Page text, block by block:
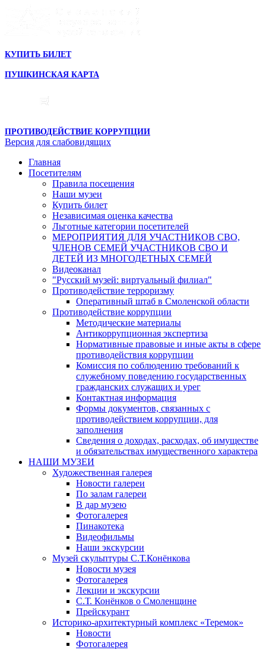
КУПИТЬ БИЛЕТ
ПУШКИНСКАЯ КАРТА
ПРОТИВОДЕЙСТВИЕ КОРРУПЦИИ
Версия для слабовидящих
Главная
Посетителям
Правила посещения
Наши музеи
Купить билет
Независимая оценка качества
Льготные категории посетителей
МЕРОПРИЯТИЯ ДЛЯ УЧАСТНИКОВ СВО,
ЧЛЕНОВ СЕМЕЙ УЧАСТНИКОВ СВО И
ДЕТЕЙ ИЗ МНОГОДЕТНЫХ СЕМЕЙ
Видеоканал
"Русский музей: виртуальный филиал"
Противодействие терроризму
Оперативный штаб в Смоленской области
Противодействие коррупции
Методические материалы
Антикоррупционная экспертиза
Нормативные правовые и иные акты в сфере
противодействия коррупции
Комиссия по соблюдению требований к
служебному поведению государственных
гражданских служащих и урег
Контактная информация
Формы документов, связанных с
противодействием коррупции, для
заполнения
Сведения о доходах, расходах, об имуществе
и обязательствах имущественного характера
НАШИ МУЗЕИ
Художественная галерея
Новости галереи
По залам галереи
В дар музею
Фотогалерея
Пинакотека
Видеофильмы
Наши экскурсии
Музей скульптуры С.Т.Конёнкова
Новости музея
Фотогалерея
Лекции и экскурсии
С.Т. Конёнков о Смоленщине
Прейскурант
Историко-архитектурный комплекс «Теремок»
Новости
Фотогалерея